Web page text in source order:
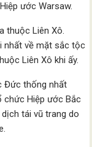
ước Warsaw.
thuộc Liên Xô.
nhất về mặt sắc tộc
Liên Xô khi ấy.
Đức thống nhất
chức Hiệp ước Bắc
tái vũ trang do